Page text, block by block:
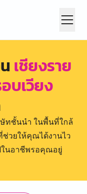
เชียงราย
บเวียง
ทชั้นนำ ในพื้นที่ใกล้
วยให้คุณได้งานไว
ในอาชีพรอคุณอยู่